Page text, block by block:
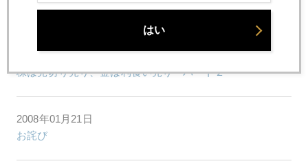
What a day!
2008年01月22日
株は見切り売り、金は利食い売り パート２
2008年01月21日
お詫び
はい